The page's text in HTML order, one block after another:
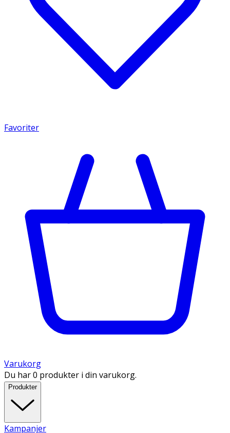
Favoriter
Varukorg
Du har 0 produkter i din varukorg.
Produkter
Kampanjer